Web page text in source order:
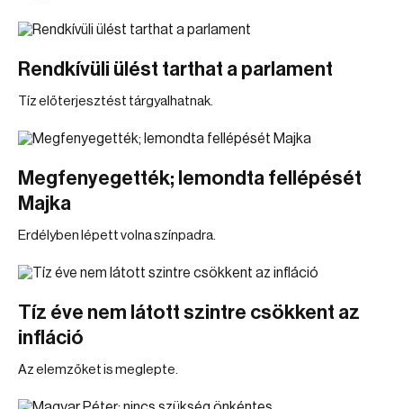
Rendkívüli ülést tarthat a parlament
Tíz előterjesztést tárgyalhatnak.
Megfenyegették; lemondta fellépését
Majka
Erdélyben lépett volna színpadra.
Tíz éve nem látott szintre csökkent az
infláció
Az elemzőket is meglepte.